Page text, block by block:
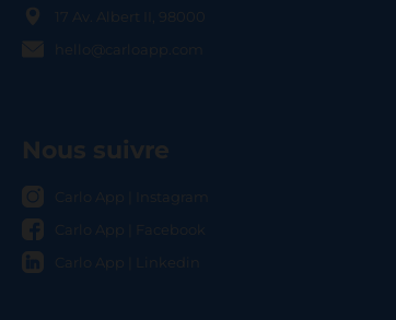
17 Av. Albert II, 98000
hello@carloapp.com
Nous suivre
Carlo App | Instagram
Carlo App | Facebook
Carlo App | Linkedin